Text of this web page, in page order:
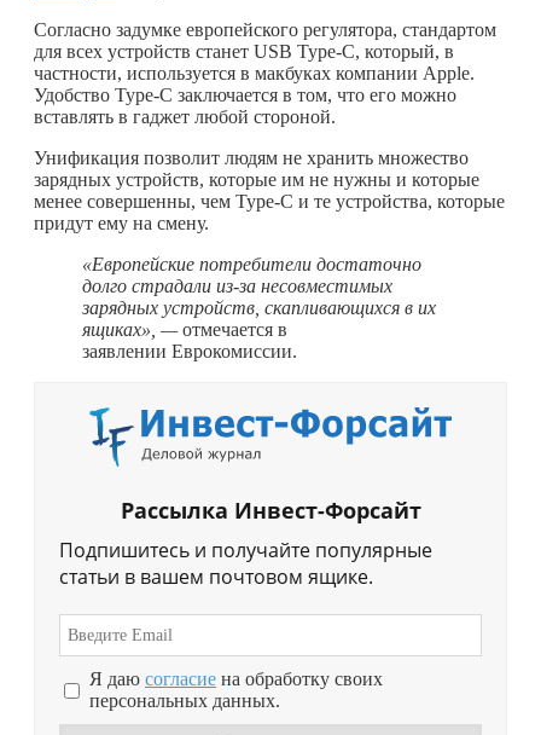
Согласно задумке европейского регулятора, стандартом
для всех устройств станет USB Type-C, который, в
частности, используется в макбуках компании Apple.
Удобство Type-C заключается в том, что его можно
вставлять в гаджет любой стороной.
Унификация позволит людям не хранить множество
зарядных устройств, которые им не нужны и которые
менее совершенны, чем Type-C и те устройства, которые
придут ему на смену.
«Европейские потребители достаточно
долго страдали из-за несовместимых
зарядных устройств, скапливающихся в их
ящиках», —отмечается в
заявлении Еврокомиссии.
Рассылка Инвест-Форсайт
Подпишитесь и получайте популярные
статьи в вашем почтовом ящике.
Я даю согласие на обработку своих
персональных данных.